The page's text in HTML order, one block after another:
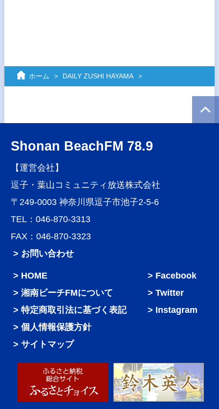
ホーム DAILY ZUSHI HAYAMA
Shonan BeachFM 78.9
【運営会社】
逗子・葉山コミュニティ放送株式会社
〒249-0003 神奈川県逗子市池子2-5-6
TEL：046-870-3313
FAX：046-870-3323
> お問い合わせ
HOME
湘南ビーチFMについて
特定商取引法に基づく表記
個人情報保護方針
サイトマップ
Facebook
Twitter
Instagram